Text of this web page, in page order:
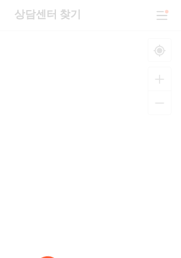
상담센터 찾기